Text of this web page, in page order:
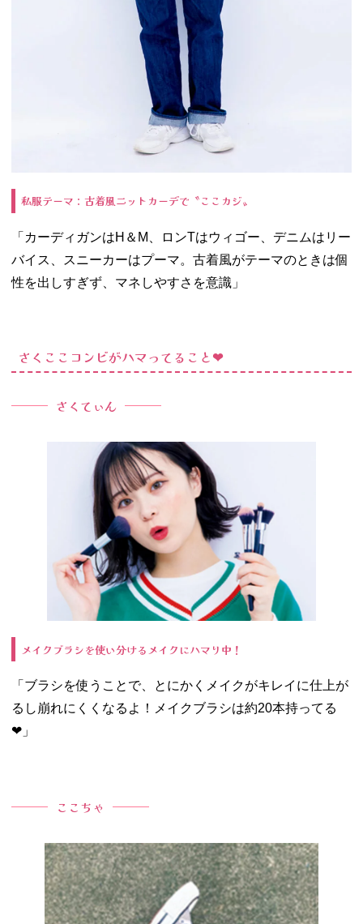
私服テーマ：古着風ニットカーデで〝ここカジ〟
「カーディガンはH＆M、ロンTはウィゴー、デニムはリー
バイス、スニーカーはプーマ。古着風がテーマのときは個
性を出しすぎず、マネしやすさを意識」
さくここコンビがハマってること❤︎
さくてぃん
メイクブラシを使い分けるメイクにハマり中！
「ブラシを使うことで、とにかくメイクがキレイに仕上が
るし崩れにくくなるよ！メイクブラシは約20本持ってる
❤︎」
ここちゃ